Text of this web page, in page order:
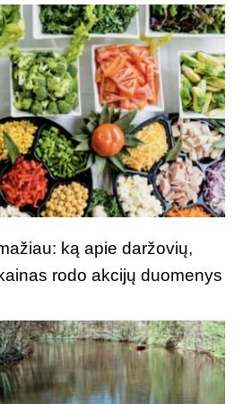
ką apie daržovių,
rodo akcijų duomenys